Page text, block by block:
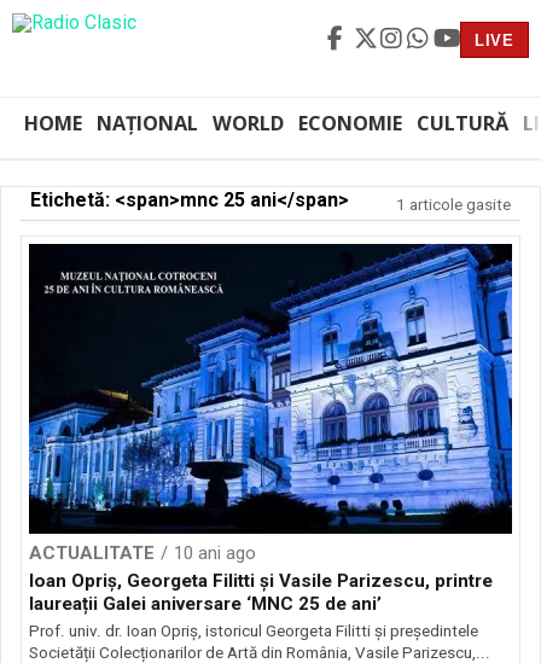
LIVE
HOME NAȚIONAL WORLD ECONOMIE CULTURĂ
Etichetă: <span>mnc 25 ani</span> 1 articole gasite
ACTUALITATE
10 ani ago
Ioan Opriș, Georgeta Filitti și Vasile Parizescu, printre
laureații Galei aniversare ‘MNC 25 de ani’
Prof. univ. dr. Ioan Opriș, istoricul Georgeta Filitti și președintele
Societății Colecționarilor de Artă din România, Vasile Parizescu,...